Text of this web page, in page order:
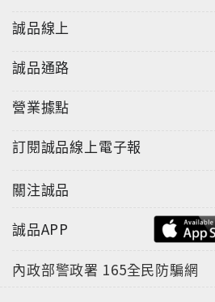
誠品線上
誠品通路
營業據點
訂閱誠品線上電子報
關注誠品
誠品APP
內政部警政署 165全民防騙網